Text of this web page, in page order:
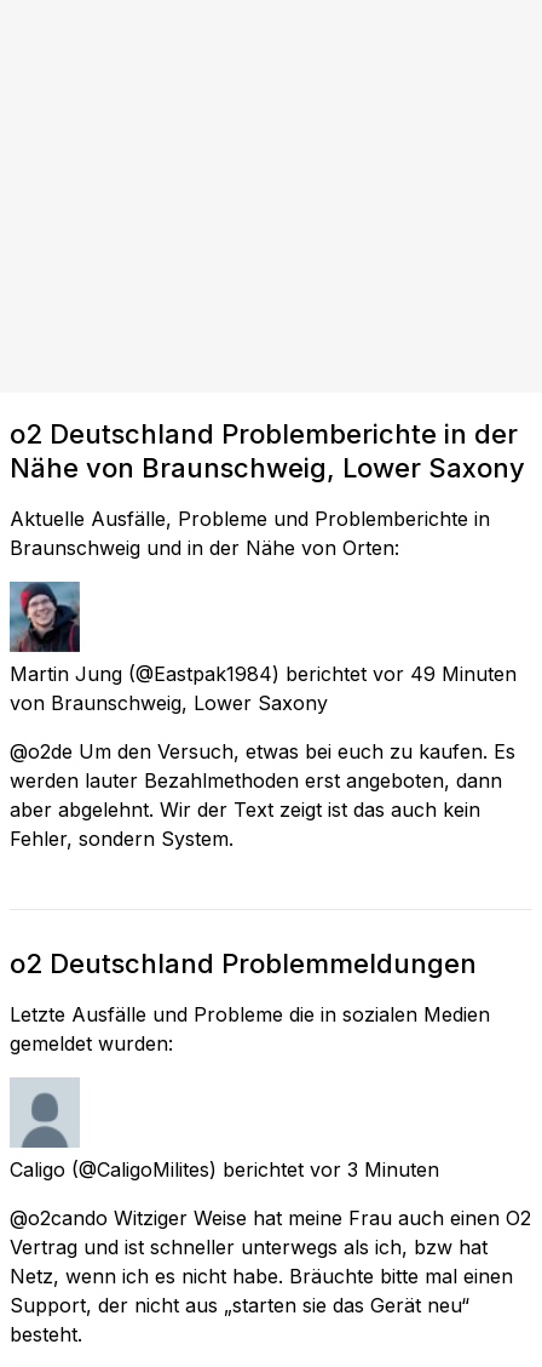
o2 Deutschland Problemberichte in der
Nähe von Braunschweig, Lower Saxony
Aktuelle Ausfälle, Probleme und Problemberichte in
Braunschweig und in der Nähe von Orten:
Martin Jung (@Eastpak1984) berichtet vor 49 Minuten
von Braunschweig, Lower Saxony
@o2de Um den Versuch, etwas bei euch zu kaufen. Es
werden lauter Bezahlmethoden erst angeboten, dann
aber abgelehnt. Wir der Text zeigt ist das auch kein
Fehler, sondern System.
o2 Deutschland Problemmeldungen
Letzte Ausfälle und Probleme die in sozialen Medien
gemeldet wurden:
Caligo (@CaligoMilites) berichtet vor 3 Minuten
@o2cando Witziger Weise hat meine Frau auch einen O2
Vertrag und ist schneller unterwegs als ich, bzw hat
Netz, wenn ich es nicht habe. Bräuchte bitte mal einen
Support, der nicht aus „starten sie das Gerät neu“
besteht.